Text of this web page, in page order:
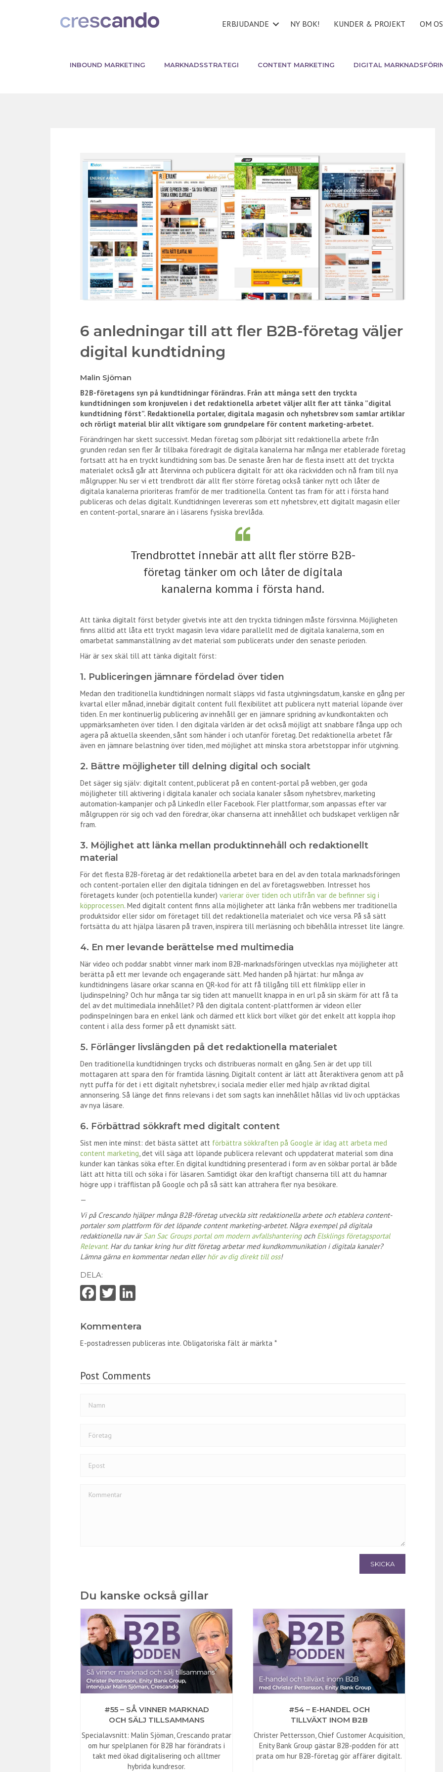
ERBJUDANDE NY BOK! KUNDER & PROJEKT OM
INBOUND MARKETING MARKNADSSTRATEGI CONTENT MARKETING DIGITAL
6 anledningar till att fler B2B-företag väljer
digital kundtidning
Malin Sjöman
B2B-företagens syn på kundtidningar förändras. Från att många sett den tryckta
kundtidningen som kronjuvelen i det redaktionella arbetet väljer allt fler att tänka ”digital
kundtidning först”. Redaktionella portaler, digitala magasin och nyhetsbrev som samlar artiklar
och rörligt material blir allt viktigare som grundpelare för content marketing-arbetet.
Förändringen har skett successivt. Medan företag som påbörjat sitt redaktionella arbete från
grunden redan sen fler år tillbaka föredragit de digitala kanalerna har många mer etablerade företag
fortsatt att ha en tryckt kundtidning som bas. De senaste åren har de flesta insett att det tryckta
materialet också går att återvinna och publicera digitalt för att öka räckvidden och nå fram till nya
målgrupper. Nu ser vi ett trendbrott där allt fler större företag också tänker nytt och låter de
digitala kanalerna prioriteras framför de mer traditionella. Content tas fram för att i första hand
publiceras och delas digitalt. Kundtidningen levereras som ett nyhetsbrev, ett digitalt magasin eller
en content-portal, snarare än i läsarens fysiska brevlåda.
Trendbrottet innebär att allt fler större B2B-
företag tänker om och låter de digitala
kanalerna komma i första hand.
Att tänka digitalt först betyder givetvis inte att den tryckta tidningen måste försvinna. Möjligheten
finns alltid att låta ett tryckt magasin leva vidare parallellt med de digitala kanalerna, som en
omarbetat sammanställning av det material som publicerats under den senaste perioden.
Här är sex skäl till att tänka digitalt först:
1. Publiceringen jämnare fördelad över tiden
Medan den traditionella kundtidningen normalt släpps vid fasta utgivningsdatum, kanske en gång per
kvartal eller månad, innebär digitalt content full flexibilitet att publicera nytt material löpande över
tiden. En mer kontinuerlig publicering av innehåll ger en jämnare spridning av kundkontakten och
uppmärksamheten över tiden. I den digitala världen är det också möjligt att snabbare fånga upp och
agera på aktuella skeenden, sånt som händer i och utanför företag. Det redaktionella arbetet får
även en jämnare belastning över tiden, med möjlighet att minska stora arbetstoppar inför utgivning.
2. Bättre möjligheter till delning digital och socialt
Det säger sig själv: digitalt content, publicerat på en content-portal på webben, ger goda
möjligheter till aktivering i digitala kanaler och sociala kanaler såsom nyhetsbrev, marketing
automation-kampanjer och på LinkedIn eller Facebook. Fler plattformar, som anpassas efter var
målgruppen rör sig och vad den föredrar, ökar chanserna att innehållet och budskapet verkligen når
fram.
3. Möjlighet att länka mellan produktinnehåll och redaktionellt
material
För det flesta B2B-företag är det redaktionella arbetet bara en del av den totala marknadsföringen
och content-portalen eller den digitala tidningen en del av företagswebben. Intresset hos
företagets kunder (och potentiella kunder) varierar över tiden och utifrån var de befinner sig i
köpprocessen. Med digitalt content finns alla möjligheter att länka från webbens mer traditionella
produktsidor eller sidor om företaget till det redaktionella materialet och vice versa. På så sätt
fortsätta du att hjälpa läsaren på traven, inspirera till merläsning och bibehålla intresset lite längre.
4. En mer levande berättelse med multimedia
När video och poddar snabbt vinner mark inom B2B-marknadsföringen utvecklas nya möjligheter att
berätta på ett mer levande och engagerande sätt. Med handen på hjärtat: hur många av
kundtidningens läsare orkar scanna en QR-kod för att få tillgång till ett filmklipp eller in
ljudinspelning? Och hur många tar sig tiden att manuellt knappa in en url på sin skärm för att få ta
del av det multimediala innehållet? På den digitala content-plattformen är videon eller
podinspelningen bara en enkel länk och därmed ett klick bort vilket gör det enkelt att koppla ihop
content i alla dess former på ett dynamiskt sätt.
5. Förlänger livslängden på det redaktionella materialet
Den traditionella kundtidningen trycks och distribueras normalt en gång. Sen är det upp till
mottagaren att spara den för framtida läsning. Digitalt content är lätt att återaktivera genom att på
nytt puffa för det i ett digitalt nyhetsbrev, i sociala medier eller med hjälp av riktad digital
annonsering. Så länge det finns relevans i det som sagts kan innehållet hållas vid liv och upptäckas
av nya läsare.
6. Förbättrad sökkraft med digitalt content
Sist men inte minst: det bästa sättet att förbättra sökkraften på Google är idag att arbeta med
content marketing, det vill säga att löpande publicera relevant och uppdaterat material som dina
kunder kan tänkas söka efter. En digital kundtidning presenterad i form av en sökbar portal är både
lätt att hitta till och söka i för läsaren. Samtidigt ökar den kraftigt chanserna till att du hamnar
högre upp i träfflistan på Google och på så sätt kan attrahera fler nya besökare.
—
Vi på Crescandohjälper många B2B-företag utveckla sitt redaktionella arbete och etablera content-
portaler som plattform för det löpande content marketing-arbetet. Några exempel på digitala
redaktionella nav ärSan Sac Groups portal om modern avfallshanteringoch Elsklings företagsportal
Relevant.Har du tankar kring hur ditt företag arbetar med kundkommunikation i digitala kanaler?
Lämna gärna en kommentar nedan ellerhör av dig direkt till oss!
DELA:
Fa
b
o
k
T
itt
er
e
dI
Kommentera
E-postadressen publiceras inte. Obligatoriska fält är märkta *
Post Comments
SKICKA
Du kanske också gillar
#55 – SÅ VINNER MARKNAD
OCH SÄLJ TILLSAMMANS
Specialavsnitt: Malin Sjöman, Crescando pratar
om hur spelplanen för B2B har förändrats i
takt med ökad digitalisering och alltmer
hybrida kundresor.
#54 – E-HANDEL OCH
TILLVÄXT INOM B2B
Christer Pettersson, Chief Customer Acquisition,
Enity Bank Group gästar B2B-podden för att
prata om hur B2B-företag gör affärer digitalt.